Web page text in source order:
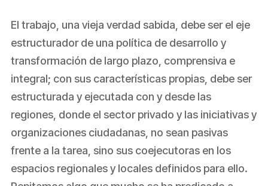
El trabajo, una vieja verdad sabida, debe ser el eje
estructurador de una política de desarrollo y
transformación de largo plazo, comprensiva e
integral; con sus características propias, debe ser
estructurada y ejecutada con y desde las
regiones, donde el sector privado y las iniciativas y
organizaciones ciudadanas, no sean pasivas
frente a la tarea, sino sus coejecutoras en los
espacios regionales y locales definidos para ello.